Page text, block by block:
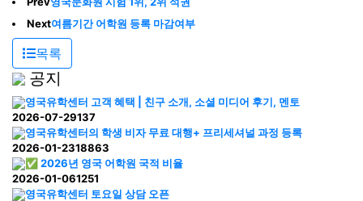
Next여름기간 어학원 등록 마감여부
목록
공지
영국유학센터 고객 혜택 | 친구 소개, 소셜 미디어 후기, 멘토
2026-07-29137
영국유학센터의 학생 비자 무료 대행+ 프리세셔널 과정 등록
2026-01-2318863
✅ 2026년 영국 어학원 국적 비율
2026-01-061251
영국유학센터 토요일 상담 오픈